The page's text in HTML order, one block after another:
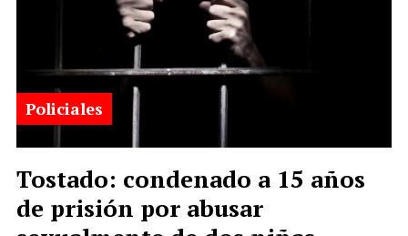
Tostado: condenado a 15 años
de prisión por abusar
Policiales